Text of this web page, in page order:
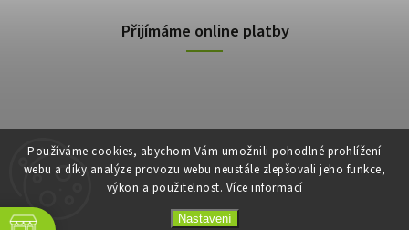
Používáme cookies, abychom Vám umožnili pohodlné prohlížení
webu a díky analýze provozu webu neustále zlepšovali jeho funkce,
výkon a použitelnost. Více informací
Nastavení
Přijímáme online platby
Copyright 2026E-shop Slunečnice. Všechna práva vyhrazena.
VytvořilShoptet| Design